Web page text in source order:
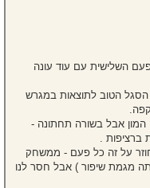
השלישית עם עוד עונה
הטוב לתוצאות במגרש
אבל בשורה תחתונה -
ברציפות .
על זה כל פעם - ממשחק
מגמת שיפור ) אבל חסר לנו